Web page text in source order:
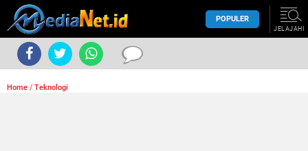
POPULER
JELAJAHI
Home / Teknologi